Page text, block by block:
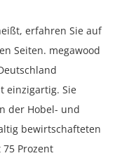
erfahren Sie auf
Seiten. megawood
einzigartig. Sie
der Hobel- und
bewirtschafteten
Prozent